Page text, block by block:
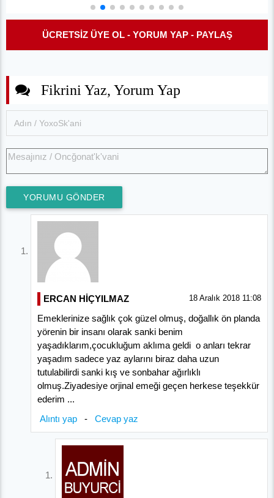
ÜCRETSİZ ÜYE OL - YORUM YAP - PAYLAŞ
Fikrini Yaz, Yorum Yap
YORUMU GÖNDER
ERCAN HİÇYILMAZ 18 Aralık 2018 11:08
Emeklerinize sağlık çok güzel olmuş, doğallık ön planda
yörenin bir insanı olarak sanki benim
yaşadıklarım,çocukluğum aklıma geldi o anları tekrar
yaşadım sadece yaz aylarını biraz daha uzun
tutulabilirdi sanki kış ve sonbahar ağırlıklı
olmuş.Ziyadesiye orjinal emeği geçen herkese teşekkür
ederim ...
Alıntı yap - Cevap yaz